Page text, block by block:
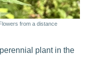
from a distance
plant in the